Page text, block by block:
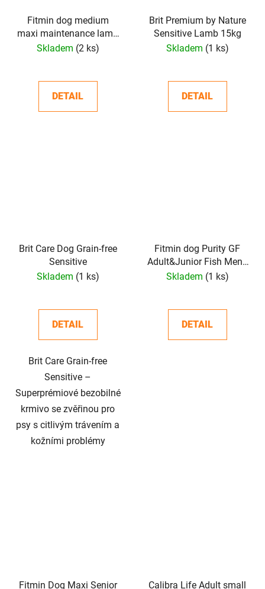
Fitmin dog medium
maxi maintenance lamb
beef - 12 kg
Skladem (2 ks)
DETAIL
Brit Premium by Nature
Sensitive Lamb 15kg
Skladem (1 ks)
DETAIL
Brit Care Dog Grain-free
Sensitive
Skladem (1 ks)
DETAIL
Brit Care Grain-free
Sensitive –
Superprémiové bezobilné
krmivo se zvěřinou pro
psy s citlivým trávením a
kožními problémy
Fitmin dog Purity GF
Adult&Junior Fish Menu
- 12 kg
Skladem (1 ks)
DETAIL
Fitmin Dog Maxi Senior Calibra Life Adult small